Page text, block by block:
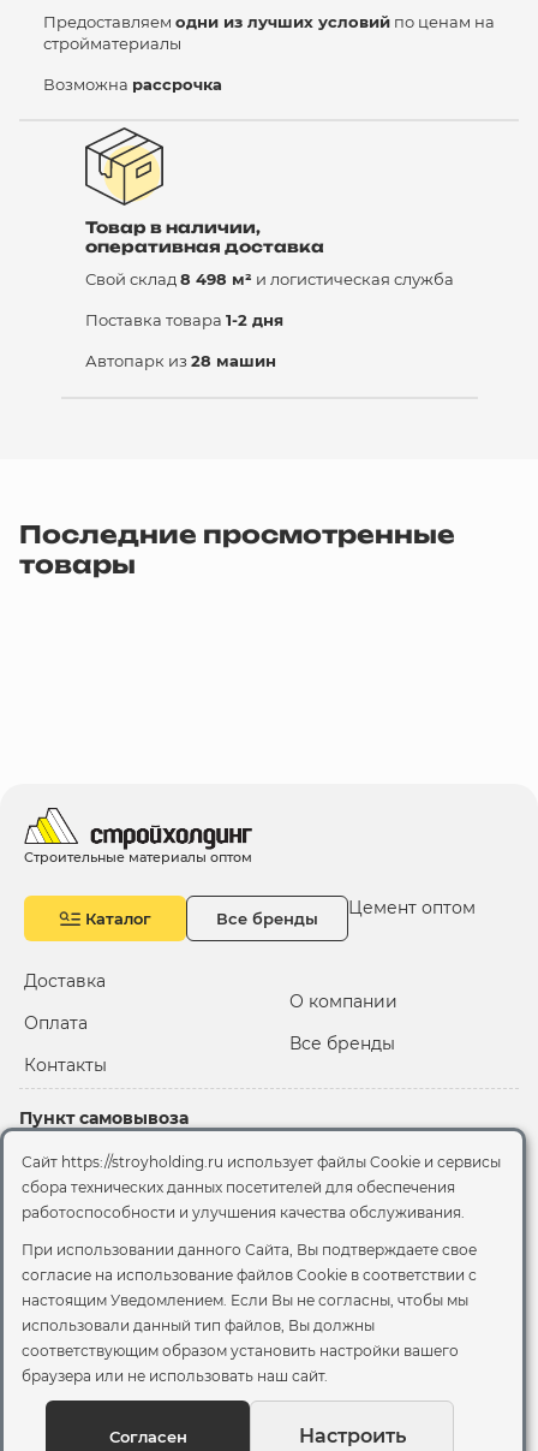
Предоставляем одни из лучших условий по ценам на
стройматериалы
Возможна рассрочка
Товар в наличии,
оперативная доставка
Свой склад 8 498 м² и логистическая служба
Поставка товара 1-2 дня
Автопарк из 28 машин
Последние просмотренные
товары
Строительные материалы оптом
Каталог Все бренды Цемент оптом
Доставка
Оплата
Контакты
О компании
Все бренды
Пункт самовывоза
2-й Иртышский проезд,
территория 2А стр.3
Офис
Москва, ул. Вятская, 49с1
© 2026 Стройхолдинг | г. Москва
Договор оферта
Политика конфиденциальности
Сайт https://stroyholding.ru использует файлы Cookie и сервисы
сбора технических данных посетителей для обеспечения
работоспособности и улучшения качества обслуживания.
При использовании данного Сайта, Вы подтверждаете свое
согласие на использование файлов Cookie в соответствии с
настоящим Уведомлением. Если Вы не согласны, чтобы мы
использовали данный тип файлов, Вы должны
соответствующим образом установить настройки вашего
браузера или не использовать наш сайт.
Согласен Настроить